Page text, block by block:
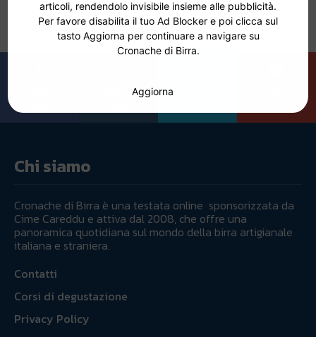
Chi siamo
Cronache di Birra è una testata online sponsorizzata da
Cime Careddu e attiva dal 2008, che offre una
panoramica quotidiana sul mondo della birra artigianale
italiana e straniera.
Contatti
Corsi di degustazione
Privacy Policy
articoli, rendendolo invisibile insieme alle pubblicità.
Per favore disabilita il tuo Ad Blocker e poi clicca sul
tasto Aggiorna per continuare a navigare su
Cronache di Birra.
Aggiorna